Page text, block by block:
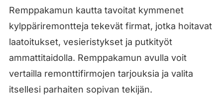
Remppakamun kautta tavoitat kymmenet
kylppäriremontteja tekevät firmat, jotka hoitavat
laatoitukset, vesieristykset ja putkityöt
ammattitaidolla. Remppakamun avulla voit
vertailla remonttifirmojen tarjouksia ja valita
itsellesi parhaiten sopivan tekijän.